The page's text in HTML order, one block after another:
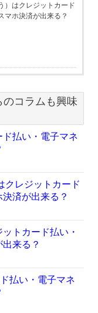
）はクレジットカード
マホ決済が出来る？
コラムも興味
払い・電子マネ
クレジットカード
済が出来る？
トカード払い・
来る？
払い・電子マネ